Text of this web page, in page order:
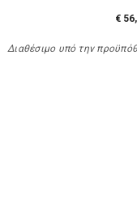
€
Διαθέσιμο υπό την